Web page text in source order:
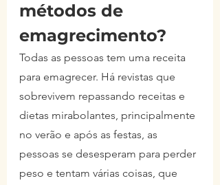
métodos de
emagrecimento?
Todas as pessoas tem uma receita
para emagrecer. Há revistas que
sobrevivem repassando receitas e
dietas mirabolantes, principalmente
no verão e após as festas, as
pessoas se desesperam para perder
peso e tentam várias coisas, que